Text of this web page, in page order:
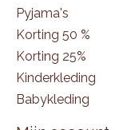
Pyjama's
Korting 50 %
Korting 25%
Kinderkleding
Babykleding